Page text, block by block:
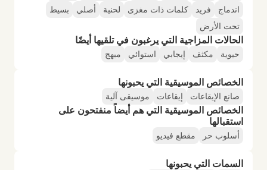
اندماج
فريد كلمات ذات مغزى لحنية أصلي
بسيط
تحت الأرض
الحالات المزاجية التي يرغبون في تلقيها أيضًا
حيوية مكثف إيجابي استوائي مبهج
الخصائص الموسيقية التي يحبونها
صانع الإيقاعات إيقاعات موسيقى آلية
الخصائص الموسيقية التي هم أيضاً منفتحون على
استقبالها
أسلوب حر مقطع فيديو
السمات التي يحبونها